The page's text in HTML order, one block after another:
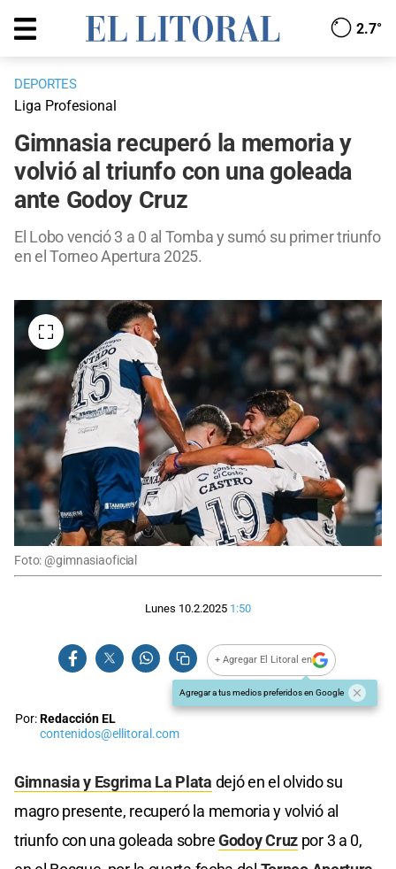
2.7°
DEPORTES
Liga Profesional
Gimnasia recuperó la memoria y
volvió al triunfo con una goleada
ante Godoy Cruz
El Lobo venció 3 a 0 al Tomba y sumó su primer triunfo
en el Torneo Apertura 2025.
Foto: @gimnasiaoficial
Lunes 10.2.2025 1:50
+ Agregar El Litoral en
Agregar a tus medios preferidos en Google
Por:Redacción EL
contenidos@ellitoral.com
Gimnasia y Esgrima La Plata dejó en el olvido su
magro presente, recuperó la memoria y volvió al
triunfo con una goleada sobreGodoy Cruz por 3 a 0,